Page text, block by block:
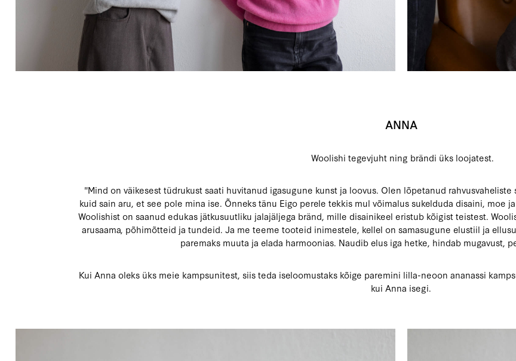
ANNA
Woolishi tegevjuht ning brändi üks loojatest.
"Mind on väikesest tüdrukust saati huvitanud igasugune kunst ja loovus. Olen lõpetanud
kuid sain aru, et see pole mina ise. Õnneks tänu Eigo perele tekkis mul võimalus sukelduda disaini, moe
Woolishist on saanud edukas jätkusuutliku jalajäljega bränd, mille disainikeel eristub kõigist teistest.
arusaama, põhimõtteid ja tundeid. Ja me teeme tooteid inimestele, kellel on samasugune elustiil ja
paremaks muuta ja elada harmoonias. Naudib elus iga hetke, hindab mugavust,
Kui Anna oleks üks meie kampsunitest, siis teda iseloomustaks kõige paremini lilla-neoon ananassi
kui Anna isegi.